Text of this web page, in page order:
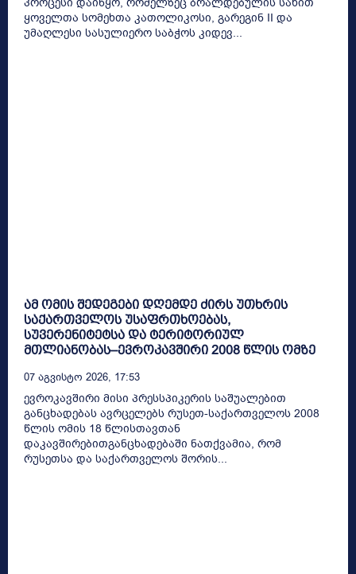
ყოველთა სომეხთა კათოლიკოსი, გარეგინ II და
უმაღლესი სასულიერო საბჭოს კიდევ...
ამ ომის შედეგები დღემდე ძირს უთხრის
საქართველოს უსაფრთხოებას,
სუვერენიტეტსა და ტერიტორიულ
მთლიანობას–ევროკავშირი 2008 წლის ომზე
07 Აგვისტო 2026, 17:53
ევროკავშირი მისი პრესსპიკერის საშუალებით
განცხადებას ავრცელებს რუსეთ-საქართველოს 2008
წლის ომის 18 წლისთავთან
დაკავშირებითგანცხადებაში ნათქვამია, რომ
რუსეთსა და საქართველოს შორის...